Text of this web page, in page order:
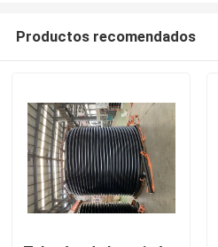
Productos recomendados